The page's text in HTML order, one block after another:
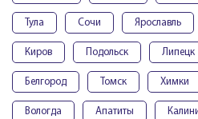
Тула Сочи Ярославль
Киров Подольск Липецк
Белгород Томск Химки
Вологда Апатиты